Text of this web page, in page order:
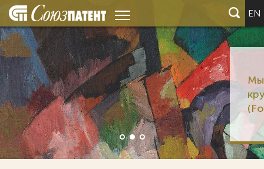
EN
Мы ведем дела 6 из 12
крупнейших
(Fortune Global 500)